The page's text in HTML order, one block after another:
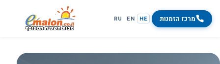
מרכז הזמנות HE
EN
RU